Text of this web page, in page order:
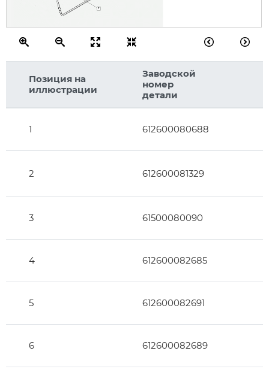
7
Позиция на
иллюстрации
Заводской
номер
детали
1 612600080688
2 612600081329
3 61500080090
4 612600082685
5 612600082691
6 612600082689